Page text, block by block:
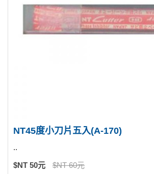
NT45度小刀片五入(A-170)
..
$NT 50元 $NT 60元